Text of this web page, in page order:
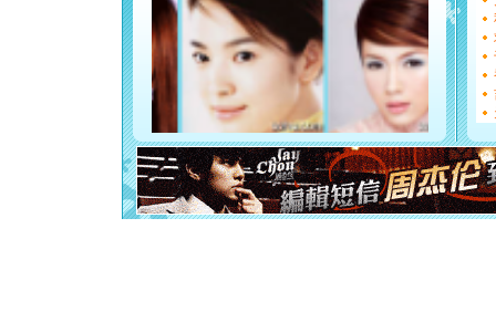
能正大
都要快乐
[圣诞节]
如意,快
[元旦]
断电。
你是我
[元旦]如
起；二是
离。水晶
[元旦]当
泣，这痛